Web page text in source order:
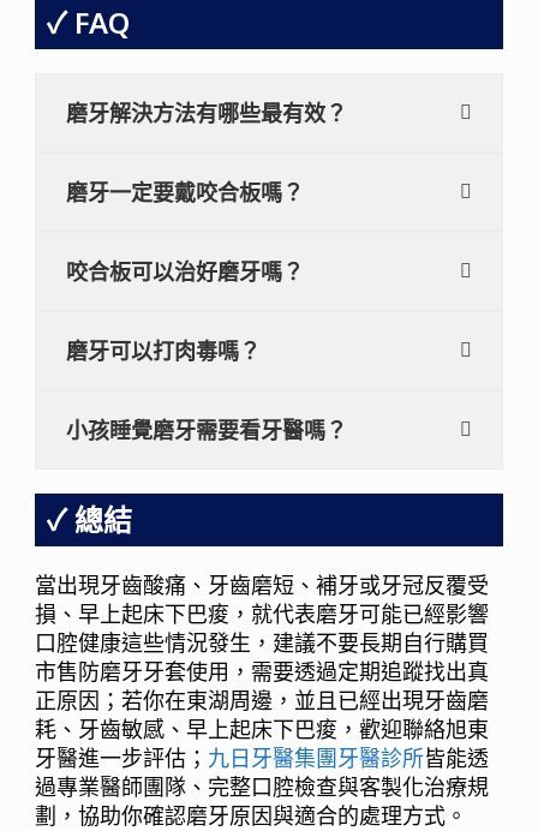
FAQ
磨牙解決方法有哪些最有效？
磨牙一定要戴咬合板嗎？
咬合板可以治好磨牙嗎？
磨牙可以打肉毒嗎？
小孩睡覺磨牙需要看牙醫嗎？
總結
當出現牙齒酸痛、牙齒磨短、補牙或牙冠反覆受
損、早上起床下巴痠，就代表磨牙可能已經影響
口腔健康這些情況發生，建議不要長期自行購買
市售防磨牙牙套使用，需要透過定期追蹤找出真
正原因；若你在東湖周邊，並且已經出現牙齒磨
耗、牙齒敏感、早上起床下巴痠，歡迎聯絡旭東
牙醫進一步評估； 九日牙醫集團牙醫診所皆能透
過專業醫師團隊、完整口腔檢查與客製化治療規
劃，協助你確認磨牙原因與適合的處理方式。